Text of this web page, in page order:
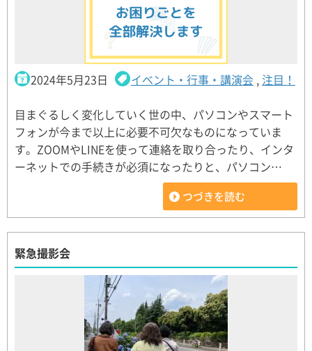
2024年5月23日 イベント・行事・講演会 , 注目！
目まぐるしく変化していく世の中、パソコンやスマート
フォンが今まで以上に必要不可欠なものになっていま
す。ZOOMやLINEを使って連絡を取り合ったり、インタ
ーネットでの手続きが必須になったりと、パソコン…
つづきを読む
緊急撮影会